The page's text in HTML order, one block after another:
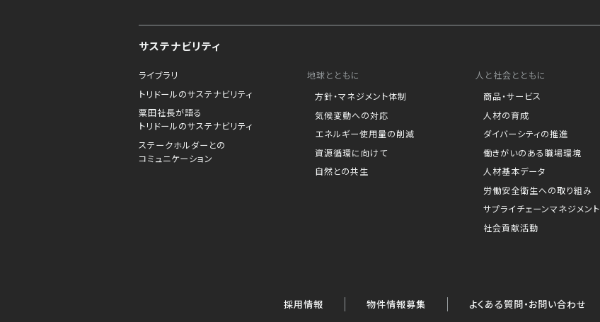
サステナビリティ
ライブラリ
トリドールのサステナビリティ
粟田社長が語る
トリドールのサステナビリティ
ステークホルダーとの
コミュニケーション
地球とともに
方針・マネジメント体制
気候変動への対応
エネルギー使用量の削減
資源循環に向けて
自然との共生
人と社会とともに
商品・サービス
人材の育成
ダイバーシティの推進
働きがいのある職場環境
人材基本データ
労働安全衛生への取り組み
サプライチェーンマネジメント
社会貢献活動
採用情報 物件情報募集 よくある質問・お問い合わせ